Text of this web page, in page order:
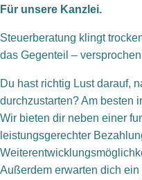
Für unsere Kanzlei.
Steuerberatung klingt
das Gegenteil –
Du hast richtig Lust darauf,
durchzustarten? Am besten
Wir bieten dir neben einer
leistungsgerechter
Außerdem erwarten dich